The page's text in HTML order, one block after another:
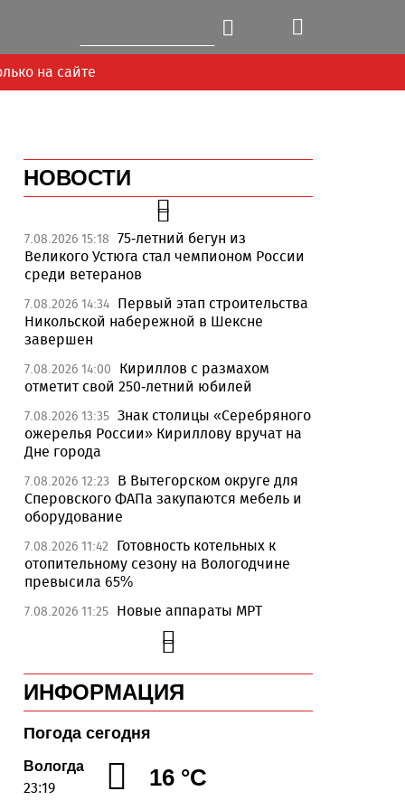
на сайте
НОВОСТИ
7.08.2026 15:18 75-летний бегун из
Великого Устюга стал чемпионом России
среди ветеранов
7.08.2026 14:34 Первый этап строительства
Никольской набережной в Шексне
завершен
7.08.2026 14:00
Кириллов с размахом
отметит свой 250-летний юбилей
7.08.2026 13:35 Знак столицы «Серебряного
ожерелья России» Кириллову вручат на
Дне города
7.08.2026 12:23
В Вытегорском округе для
Сперовского ФАПа закупаются мебель и
оборудование
7.08.2026 11:42
Готовность котельных к
отопительному сезону на Вологодчине
превысила 65%
7.08.2026 11:25 Новые аппараты МРТ
установят в двух медучреждениях
Вологодской области
7.08.2026 10:41 В Устюжне отметят 774-
летие города фестивалем кузнечного
мастерства
7.08.2026 10:18
Вологодская область
уверенно шагает в цифровое будущее
7.08.2026 09:49 На Вологодчине подвели
ИНФОРМАЦИЯ
Погода сегодня
Вологда
23:19 16 °C